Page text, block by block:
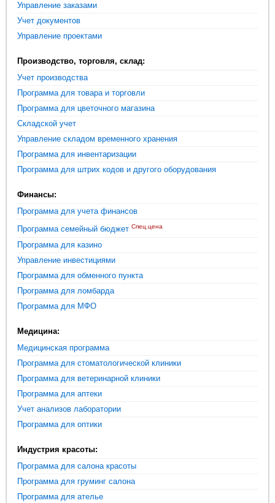
Управление заказами
Учет документов
Управление проектами
Производство, торговля, склад:
Учет производства
Программа для товара и торговли
Программа для цветочного магазина
Складской учет
Управление складом временного хранения
Программа для инвентаризации
Программа для штрих кодов и другого оборудования
Финансы:
Программа для учета финансов
Программа семейный бюджет Спец.цена
Программа для казино
Управление инвестициями
Программа для обменного пункта
Программа для ломбарда
Программа для МФО
Медицина:
Медицинская программа
Программа для стоматологической клиники
Программа для ветеринарной клиники
Программа для аптеки
Учет анализов лаборатории
Программа для оптики
Индустрия красоты:
Программа для салона красоты
Программа для груминг салона
Программа для ателье